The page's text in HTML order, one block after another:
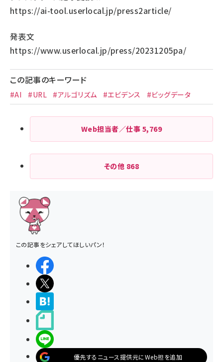
https://ai-tool.userlocal.jp/press2article/
発表文
https://www.userlocal.jp/press/20231205pa/
この記事のキーワード
#AI #URL #アルゴリズム #エビデンス #ビッグデータ
Web担当者／仕事 5,769
その他 868
この記事をシェアしてほしいパン！
優先するニュース提供元にWeb担を追加